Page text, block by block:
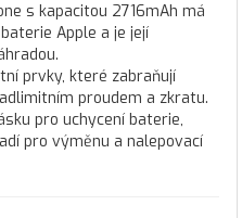
s kapacitou 2716mAh má
Apple a je její
prvky, které zabraňují
proudem a zkratu.
pro uchycení baterie,
pro výměnu a nalepovací